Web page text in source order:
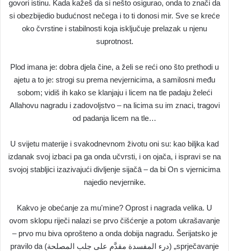
govori istinu. Kada kažeš da si nešto osigurao, onda to znači da
si obezbijedio budućnost nečega i to ti donosi mir. Sve se kreće
oko čvrstine i stabilnosti koja isključuje prelazak u njenu
suprotnost.
Plod imana je: dobra djela čine, a želi se reći ono što prethodi u
ajetu a to je: strogi su prema nevjernicima, a samilosni među
sobom; vidiš ih kako se klanjaju i licem na tle padaju želeći
Allahovu nagradu i zadovoljstvo – na licima su im znaci, tragovi
od padanja licem na tle…
U svijetu materije i svakodnevnom životu oni su: kao biljka kad
izdanak svoj izbaci pa ga onda učvrsti, i on ojača, i ispravi se na
svojoj stabljici izazivajući divljenje sijačā – da bi On s vjernicima
najedio nevjernike.
Kakvo je obećanje za mu'mine? Oprost i nagrada velika. U
ovom sklopu riječi nalazi se prvo čišćenje a potom ukrašavanje
– prvo mu biva oprošteno a onda dobija nagradu. Šerijatsko je
pravilo da (درء المفسدة مقدَّم على جلب المصلحة) „sprječavanje